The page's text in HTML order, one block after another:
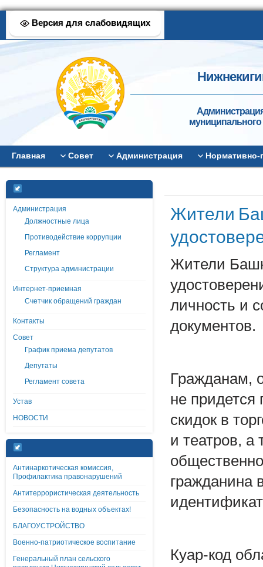
Версия для слабовидящих
муниципального
Главная Совет Администрация
Администрация
Должностные лица
Противодействие коррупции
Регламент
Структура администрации
Интернет-приемная
Счетчик обращений граждан
Контакты
Совет
График приема депутатов
Депутаты
Регламент совета
Устав
НОВОСТИ
Антинаркотическая комиссия,
Профилактика правонарушений
Антитеррористическая деятельность
Безопасность на водных объектах!
БЛАГОУСТРОЙСТВО
Военно-патриотическое воспитание
Генеральный план сельского
Жители
Жители
личность и
документов.
Гражданам,
не придется
скидок в
и театров, а
гражданина
Куар-код